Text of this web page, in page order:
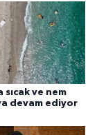
ve nem
devam ediyor